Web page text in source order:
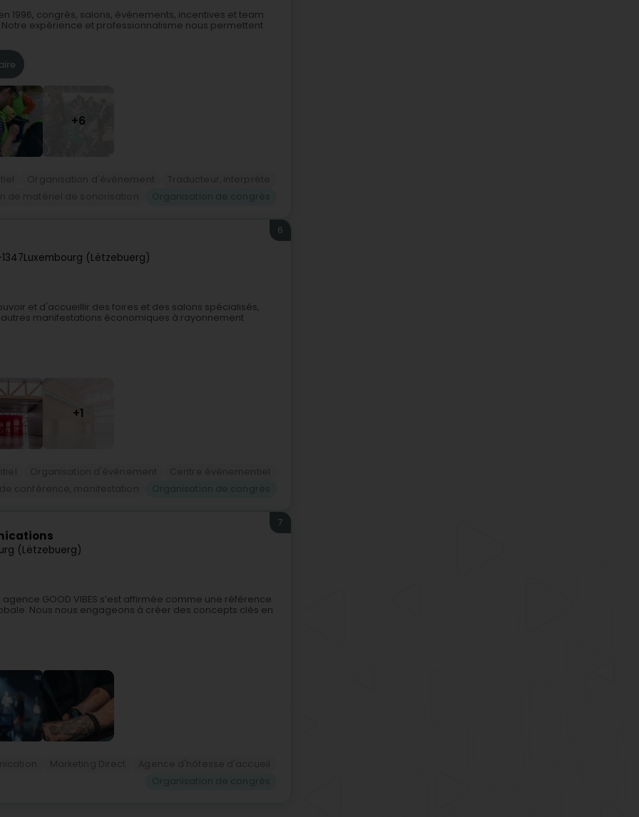
1996, congrès, salons, événements, incentives et team
expérience et professionnalisme nous permettent
+6
Luxembourg (Lëtzebuerg)
6
et d'accueillir des foires et des salons spécialisés,
manifestations économiques à rayonnement
+1
(Lëtzebuerg)
7
GOOD VIBES s’est affirmée comme une référence
Nous nous engageons à créer des concepts clés en